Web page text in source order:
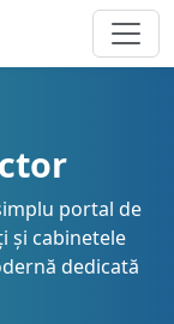
portal de
și cabinetele
dedicată